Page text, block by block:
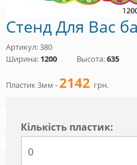
Стенд Для Вас
Артикул: 380
Ширина: 1200 Высота:635
Пластик 3мм -2142 грн.
Кiлькiсть пластик: